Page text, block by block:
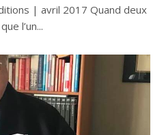
| avril 2017 Quand deux
l’un...